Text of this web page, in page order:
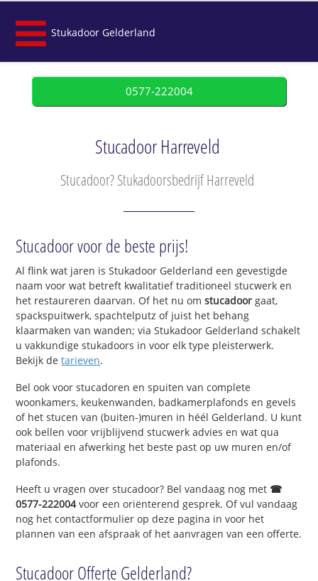
Stukadoor Gelderland
0577-222004
Stucadoor Harreveld
Stucadoor? Stukadoorsbedrijf Harreveld
Stucadoor voor de beste prijs!
Al flink wat jaren is Stukadoor Gelderland een gevestigde
naam voor wat betreft kwalitatief traditioneel stucwerk en
het restaureren daarvan. Of het nu omstucadoor gaat,
spackspuitwerk, spachtelputz of juist het behang
klaarmaken van wanden; via Stukadoor Gelderland schakelt
u vakkundige stukadoors in voor elk type pleisterwerk.
Bekijk detarieven.
Bel ook voor stucadoren en spuiten van complete
woonkamers, keukenwanden, badkamerplafonds en gevels
of het stucen van (buiten-)muren in héél Gelderland. U kunt
ook bellen voor vrijblijvend stucwerk advies en wat qua
materiaal en afwerking het beste past op uw muren en/of
plafonds.
Heeft u vragen over stucadoor? Bel vandaag nog met ☎
0577-222004voor een oriënterend gesprek. Of vul vandaag
nog het contactformulier op deze pagina in voor het
plannen van een afspraak of het aanvragen van een offerte.
Stucadoor Offerte Gelderland?